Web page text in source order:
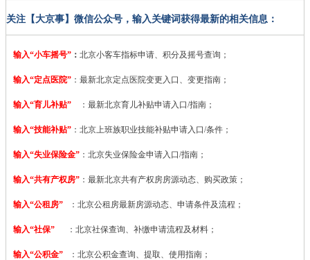
关注【大京事】微信公众号，输入关键词获得最新的相关信息：
输入“小车摇号” ： 北京小客车指标申请、积分及摇号查询；
输入“定点医院” ： 最新北京定点医院变更入口、变更指南；
输入“育儿补贴” ：最新北京育儿补贴申请入口/指南；
输入“技能补贴” ： 北京上班族职业技能补贴申请入口/条件；
输入“失业保险金” ：北京失业保险金申请入口/指南；
输入“共有产权房” ：最新北京共有产权房房源动态、购买政策；
输入“公租房” ：北京公租房最新房源动态、申请条件及流程；
输入“社保” ：北京社保查询、补缴申请流程及材料；
输入“公积金” ：北京公积金查询、提取、使用指南；